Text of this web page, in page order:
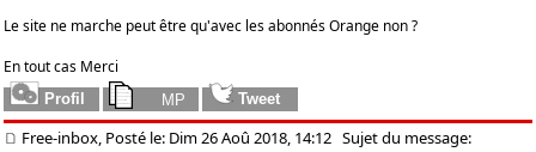
Le site ne marche peut être qu'avec les abonnés Orange non ?
En tout cas Merci
Free-inbox, Posté le: Dim 26 Aoû 2018, 14:12 Sujet du message: